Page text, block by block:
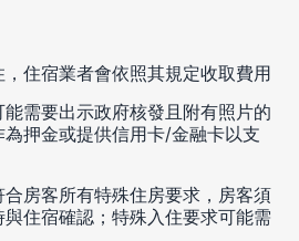
住宿業者會依照其規定收取費用
需要出示政府核發且附有照片的
押金或提供信用卡/金融卡以支
房客所有特殊住房要求，房客須
住宿確認；特殊入住要求可能需